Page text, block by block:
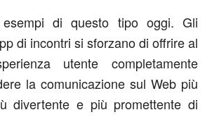
di questo tipo oggi. Gli
di incontri si sforzano di offrire al
utente completamente
la comunicazione sul Web più
divertente e più promettente di